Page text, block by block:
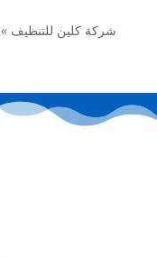
شركة كلين للتنظيف »